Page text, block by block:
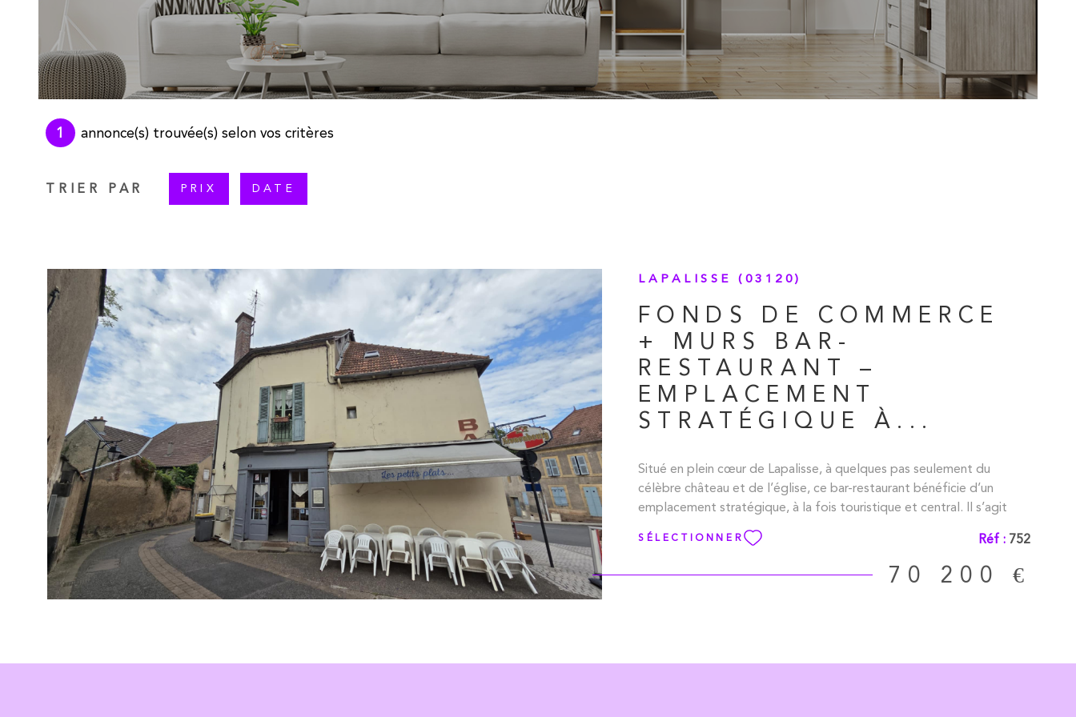
1 annonce(s) trouvée(s) selon vos critères
TRIER PAR PRIX DATE
LAPALISSE (03120)
FONDS DE COMMERCE
+ MURS BAR-
RESTAURANT –
EMPLACEMENT
STRATÉGIQUE À...
Situé en plein cœur de Lapalisse, à quelques pas seulement du
célèbre château et de l’église, ce bar-restaurant bénéficie d’un
emplacement stratégique, à la fois touristique et central. Il s’agit
les murs d’un établissement avec un bon potentiel de
développement. Le rez-de-chaussée se compose d’un espace bar
de 15 m² ainsi que d’une cuisine de 6 m², équipée de la climatisation.
accueille une chambre de 11 m², une salle de bains, ainsi qu’une
SÉLECTIONNER Réf : 752
70 200 €
VOIR LE BIEN